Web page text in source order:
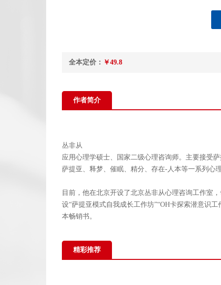
全本定价： ￥49.8
作者简介
丛非从
应用心理学硕士、国家二级心理咨询师。主要接受
萨提亚、释梦、催眠、精分、存在-人本等一系列心
目前，他在北京开设了北京丛非从心理咨询工作室
设“萨提亚模式自我成长工作坊”“OH卡探索潜意识
本畅销书。
精彩推荐